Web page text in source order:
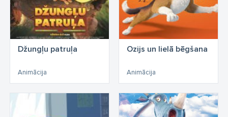
Džungļu patruļa
Animācija
Ozijs un lielā bēgšana
Animācija